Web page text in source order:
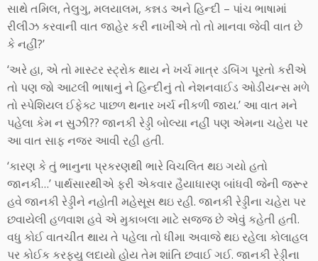
સાથે તમિલ, તેલુગુ, મલયાલમ, કન્નડ અને હિન્દી – પાંચ ભાષામાં
રીલીઝ કરવાની વાત જાહેર કરી નાખીએ તો તો માનવા જેવી વાત છે
કે નહીં?’
‘અરે હા, એ તો માસ્ટર સ્ટ્રોક થાય ને ખર્ચ માત્ર ડબિંગ પૂરતો કરીએ
તો પણ જો આટલી ભાષાનું ને હિન્દીનું તો નેશનવાઈડ ઓડીયન્સ મળે
તો સ્પેશિયલ ઈફેક્ટ પાછળ થનાર ખર્ચ નીકળી જાય.’ આ વાત મને
પહેલા કેમ ન સુઝી?? જાનકી રેડ્ડી બોલ્યા નહીં પણ એમના ચહેરા પર
આ વાત સાફ નજર આવી રહી હતી.
‘કારણ કે તું ભાનુના પ્રકરણથી ભારે વિચલિત થઇ ગયો હતો
જાનકી…’ પાર્થસારથીએ ફરી એકવાર હૈયાધારણ બાંધવી જેની જરૂર
હવે જાનકી રેડ્ડીને નહોતી મહેસૂસ થઇ રહી. જાનકી રેડ્ડીના ચહેરા પર
છવાયેલી હળવાશ હવે એ મુકાબલા માટે સજ્જ છે એવું કહેતી હતી.
વધુ કોઈ વાતચીત થાય તે પહેલા તો ધીમા અવાજે થઇ રહેલા કોલાહલ
પર કોઈક કરફ્યુ લદાયો હોય તેમ શાંતિ છવાઈ ગઈ. જાનકી રેડ્ડીના